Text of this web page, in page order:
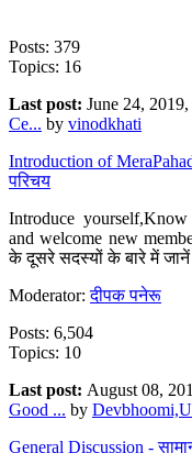
Posts: 379
Topics: 16
Last post: June 24,
Ce... by vinodkhati
Introduction of
परिचय
Introduce
and welcome new
के दूसरे सदस्यों के बारे में
Moderator:दीपक पनेरू
Posts: 6,504
Topics: 10
Last post: August 08,
Good ... by
General Discussion -